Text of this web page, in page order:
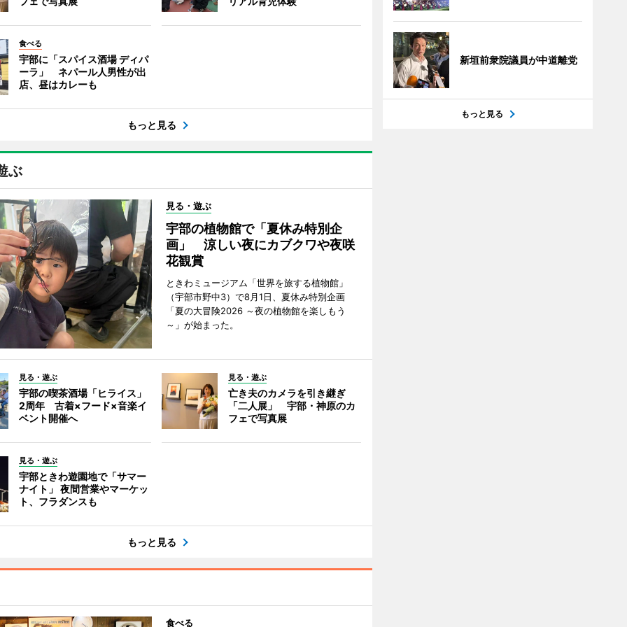
食べる
宇部に「スパイス酒場 ディパ
ーラ」 ネパール人男性が出
店、昼はカレーも
もっと見る
ぶ
見る・遊ぶ
宇部の植物館で「夏休み特別企
画」 涼しい夜にカブクワや夜咲
花観賞
ときわミュージアム「世界を旅する植物館」
（宇部市野中3）で8月1日、夏休み特別企画
「夏の大冒険2026 ～夜の植物館を楽しもう
～」が始まった。
見る・遊ぶ
宇部の喫茶酒場「ヒライス」
2周年 古着×フード×音楽イ
ベント開催へ
見る・遊ぶ
亡き夫のカメラを引き継ぎ
「二人展」 宇部・神原のカ
フェで写真展
見る・遊ぶ
宇部ときわ遊園地で「サマー
ナイト」 夜間営業やマーケッ
ト、フラダンスも
もっと見る
食べる
新垣前衆院議員が中道離党
もっと見る